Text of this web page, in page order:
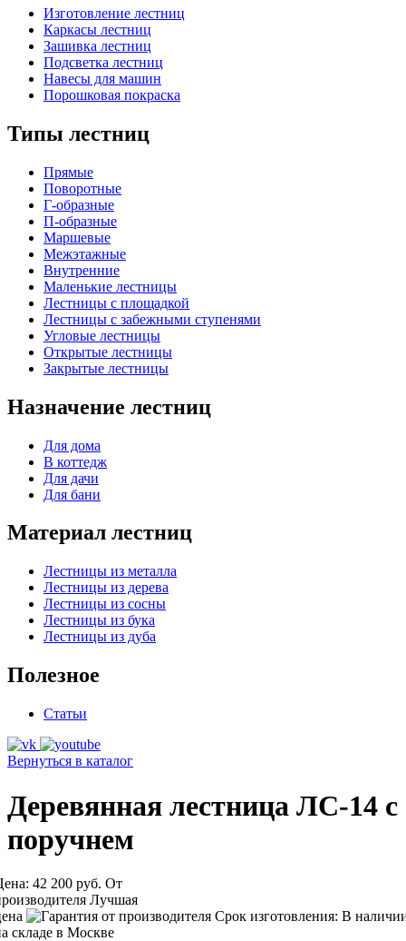
Изготовление лестниц
Каркасы лестниц
Зашивка лестниц
Подсветка лестниц
Навесы для машин
Порошковая покраска
Типы лестниц
Прямые
Поворотные
Г-образные
П-образные
Маршевые
Межэтажные
Внутренние
Маленькие лестницы
Лестницы с площадкой
Лестницы с забежными ступенями
Угловые лестницы
Открытые лестницы
Закрытые лестницы
Назначение лестниц
Для дома
В коттедж
Для дачи
Для бани
Материал лестниц
Лестницы из металла
Лестницы из дерева
Лестницы из сосны
Лестницы из бука
Лестницы из дуба
Полезное
Статьи
Вернуться в каталог
Деревянная лестница ЛС-14 с
поручнем
42 200 руб. От
Лучшая
Срок изготовления: В
складе в Москве